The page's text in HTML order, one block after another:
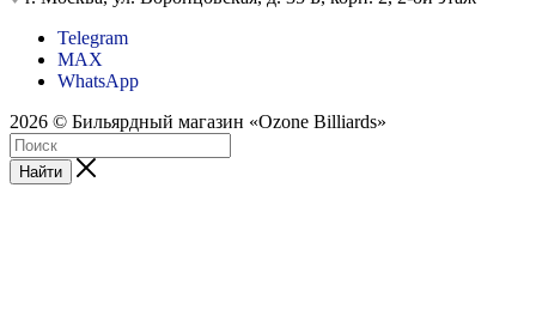
Telegram
MAX
WhatsApp
2026 © Бильярдный магазин «Ozone Billiards»
Найти